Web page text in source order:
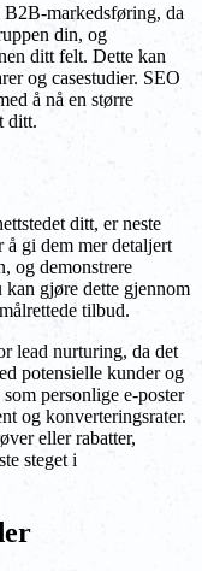
markedsføring, da
din, og
ditt felt. Dette kan
og casestudier. SEO
å nå en større
ditt.
ditt, er neste
gi dem mer detaljert
og demonstrere
kan gjøre dette gjennom
tilbud.
lead nurturing, da det
potensielle kunder og
personlige e-poster
og konverteringsrater.
eller rabatter,
steget i